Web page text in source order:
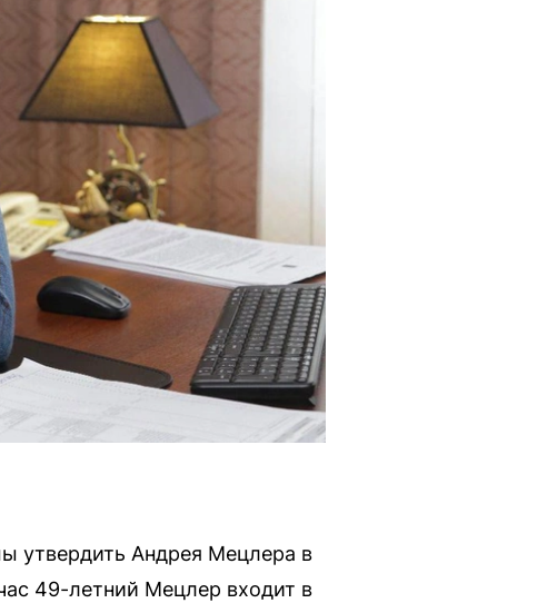
утвердить Андрея Мецлера в
49-летний Мецлер входит в